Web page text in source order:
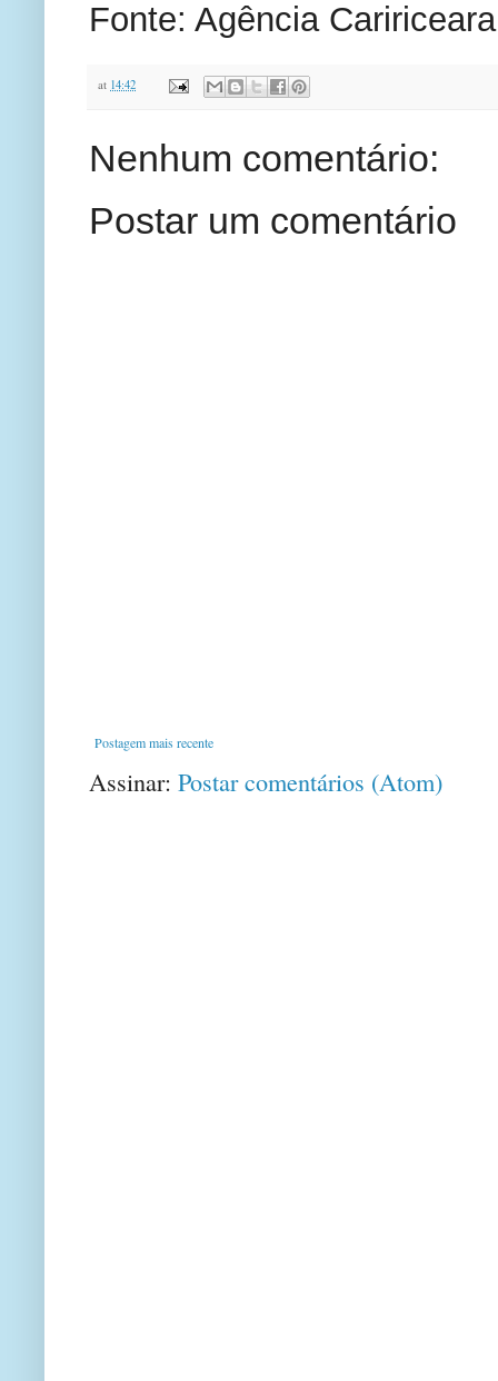
Fonte: Agência Caririceara
at 14:42
Nenhum comentário:
Postar um comentário
Postagem mais recente
Assinar: Postar comentários (Atom)